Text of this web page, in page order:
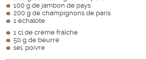
100 g de jambon de pays
200 g de champignons de paris
1 échalote
1 cl de crème fraîche
50 g de beurre
sel, poivre